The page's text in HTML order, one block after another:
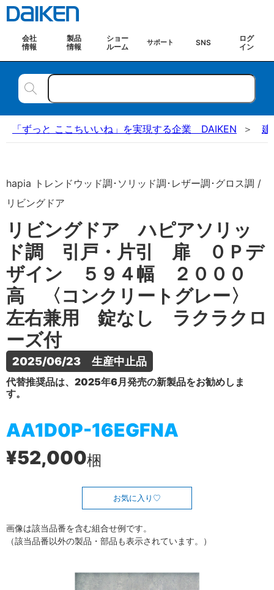
会社
情報
製品
情報
ショー
ルーム
サポート SNS
ログ
イン
「ずっと ここちいいね」を実現する企業 DAIKEN 建
hapia トレンドウッド調･ソリッド調･レザー調･グロス調 /
リビングドア
リビングドア ハピアソリッ
ド調 引戸・片引 扉 ０Ｐデ
ザイン ５９４幅 ２０００
高 〈コンクリートグレー〉
左右兼用 錠なし ラクラクロ
ーズ付
2025/06/23　生産中止品
代替推奨品は、2025年6月発売の新製品をお勧めしま
す。
AA1D0P-16EGFNA
¥52,000梱
お気に入り
画像は該当品番を含む組合せ例です。
（該当品番以外の製品・部品も表示されています。）